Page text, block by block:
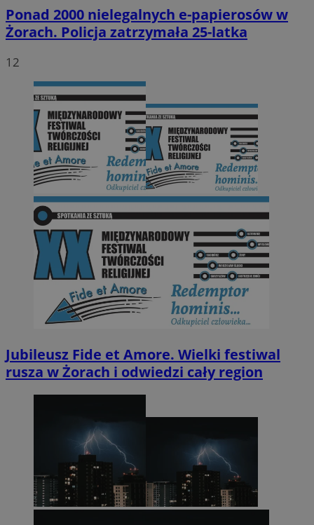
Ponad 2000 nielegalnych e-papierosów w
Żorach. Policja zatrzymała 25-latka
12
Jubileusz Fide et Amore. Wielki festiwal
rusza w Żorach i odwiedzi cały region